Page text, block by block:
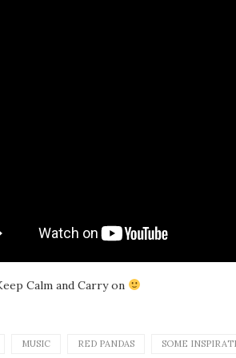
Calm and Carry on
MUSIC RED PANDAS SOME